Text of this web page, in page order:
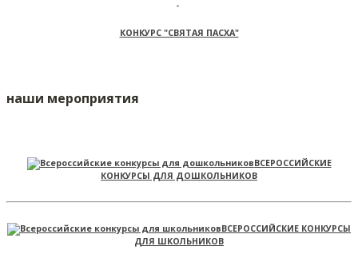
КОНКУРС "СВЯТАЯ ПАСХА"
наши мероприятия
ВСЕРОССИЙСКИЕ
КОНКУРСЫ ДЛЯ ДОШКОЛЬНИКОВ
ВСЕРОССИЙСКИЕ КОНКУРСЫ
ДЛЯ ШКОЛЬНИКОВ